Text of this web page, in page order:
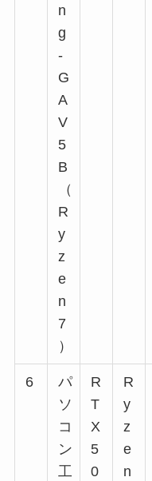
n
g
-
G
A
V
5
B
（
R
y
z
e
n
7
）
6
パ
ソ
コ
ン
工
R
T
X
5
0
R
y
z
e
n